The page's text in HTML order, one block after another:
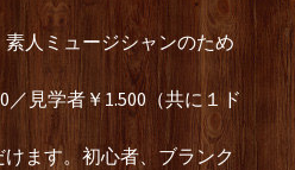
素人ミュージシャンのため
見学者￥1.500（共に１ド
ます。初心者、ブランク